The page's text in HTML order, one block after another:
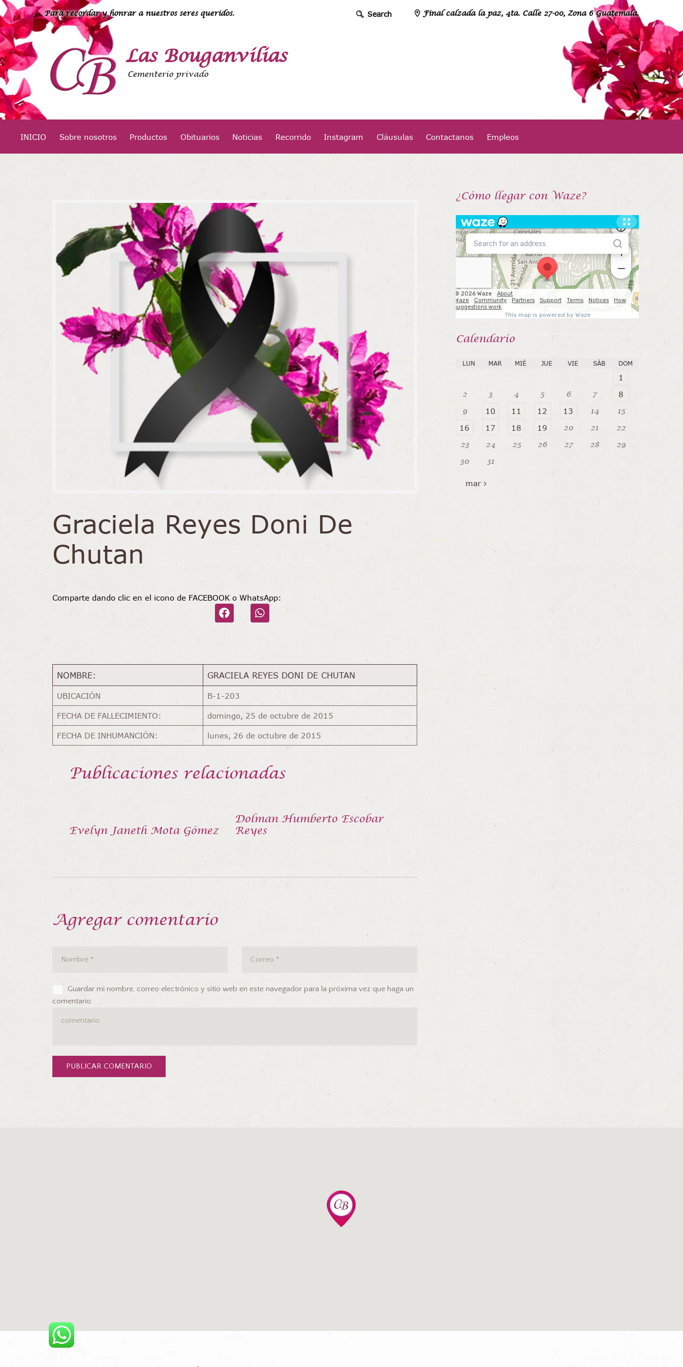
Para recordar y honrar a nuestros seres queridos. Final calzada la paz, 4ta. Calle 27-00, Zona 6 Guatemala.
Las Bouganvilias
Cementerio privado
INICIO Sobre nosotros Productos Obituarios Noticias Recorrido Instagram Cláusulas Contactanos Empleos
Graciela Reyes Doni De
Chutan
Comparte dando clic en el icono de FACEBOOK o WhatsApp:
NOMBRE: GRACIELA REYES DONI DE CHUTAN
UBICACIÓN B-1-203
FECHA DE FALLECIMIENTO: domingo, 25 de octubre de 2015
FECHA DE INHUMANCIÓN: lunes, 26 de octubre de 2015
Publicaciones relacionadas
Evelyn Janeth Mota Gómez
Dolman Humberto Escobar
Reyes
Agregar comentario
Guardar mi nombre, correo electrónico y sitio web en este navegador para la próxima vez que haga un
comentario.
¿Cómo llegar con Waze?
Calendarío
LUN MAR MIÉ JUE VIE SÁB DOM
1
2 3 4 5 6 7 8
9 10 11 12 13 14 15
16 17 18 19 20 21
22
23
24 25 26 27 28
29
30
31
mar